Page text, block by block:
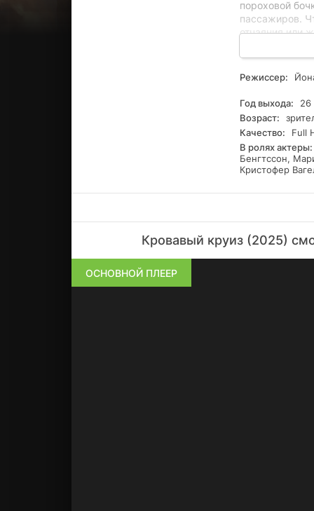
пороховой
пассажиров.
отчаяния или
Приглашаем
кинотеатре и
Приятного
Режиссер:
Год выхода:
26
Возраст:
Качество:
Full
В ролях актеры:
Бенгтссон,
Кристофер
Кровавый круиз (2025)
ОСНОВНОЙ ПЛЕЕР